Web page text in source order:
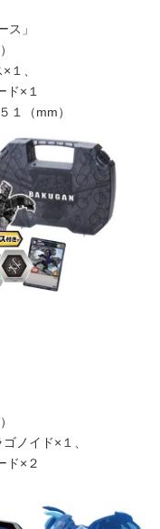
」
１、
１
１（mm）
ノイド×１、
２